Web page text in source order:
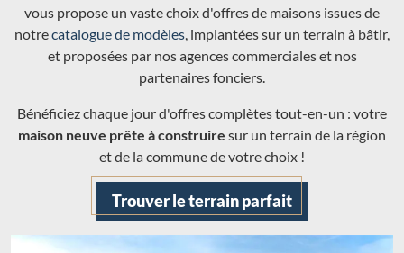
vous propose un vaste choix d'offres de maisons issues de
notrecatalogue de modèles, implantées sur un terrain à bâtir,
et proposées par nos agences commerciales et nos
partenaires fonciers.
Bénéficiez chaque jour d'offres complètes tout-en-un : votre
maison neuve prête à construire sur un terrain de la région
et de la commune de votre choix !
Trouver le terrain parfait